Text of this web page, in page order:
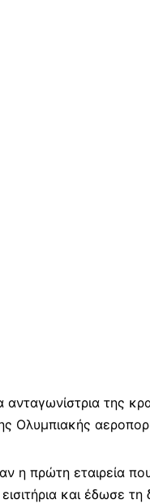
της
Ολυμπιακής
η πρώτη εταιρεία
και έδωσε